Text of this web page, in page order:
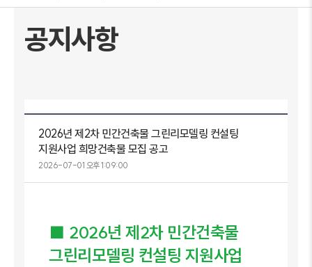
공지사항
2026년 제2차 민간건축물 그린리모델링 컨설팅
지원사업 희망건축물 모집 공고
2026-07-01 오후 1:09:00
■ 2026년 제2차 민간건축물
그린리모델링 컨설팅 지원사업